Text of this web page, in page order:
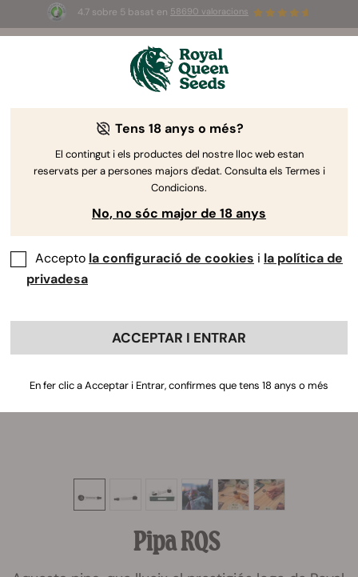
4.7 sobre 5 basat en 58690 valoracions
3 llavors White Widow Auto
Pipa RQS
Tens 18 anys o més?
El contingut i els productes del nostre lloc web estan
reservats per a persones majors d'edat. Consulta els Termes i
Condicions.
No, no sóc major de 18 anys
Accepto la configuració de cookies i la política de
privadesa
ACCEPTAR I ENTRAR
En fer clic a Acceptar i Entrar, confirmes que tens 18 anys o més